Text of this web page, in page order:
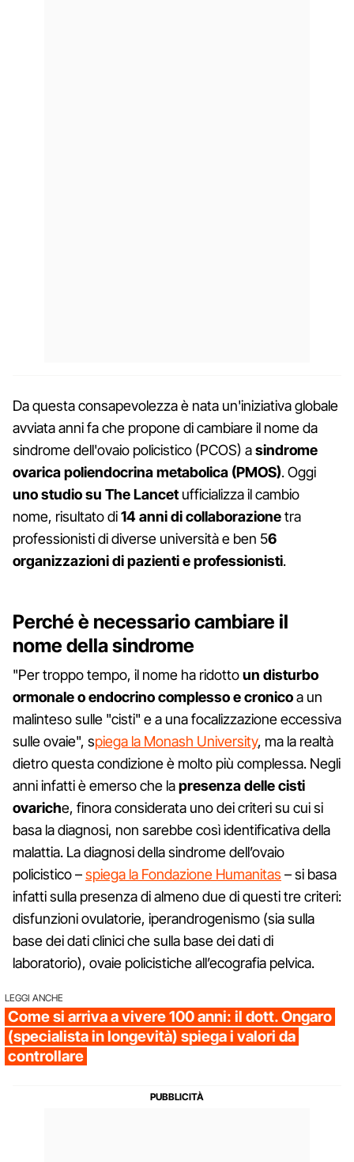
Da questa consapevolezza è nata un'iniziativa globale
avviata anni fa che propone di cambiare il nome da
sindrome dell'ovaio policistico (PCOS) asindrome
ovarica poliendocrina metabolica (PMOS). Oggi
uno studio su The Lancet ufficializza il cambio
nome, risultato di14 anni di collaborazionetra
professionisti di diverse università e ben 56
organizzazioni di pazienti e professionisti.
Perché è necessario cambiare il
nome della sindrome
"Per troppo tempo, il nome ha ridottoun disturbo
ormonale o endocrino complesso e cronicoa un
malinteso sulle "cisti" e a una focalizzazione eccessiva
sulle ovaie", spiega la Monash University, ma la realtà
dietro questa condizione è molto più complessa. Negli
anni infatti è emerso che lapresenza delle cisti
ovariche, finora considerata uno dei criteri su cui si
basa la diagnosi, non sarebbe così identificativa della
malattia. La diagnosi della sindrome dell’ovaio
policistico –spiega la Fondazione Humanitas – si basa
infatti sulla presenza di almeno due di questi tre criteri:
disfunzioni ovulatorie, iperandrogenismo (sia sulla
base dei dati clinici che sulla base dei dati di
laboratorio), ovaie policistiche all’ecografia pelvica.
LEGGI ANCHE
Come si arriva a vivere 100 anni: il dott. Ongaro
(specialista in longevità) spiega i valori da
controllare